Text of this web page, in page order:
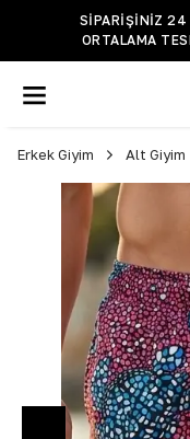
SIPARIŞINIZ 24
ORTALAMA
Erkek Giyim Alt Giyim